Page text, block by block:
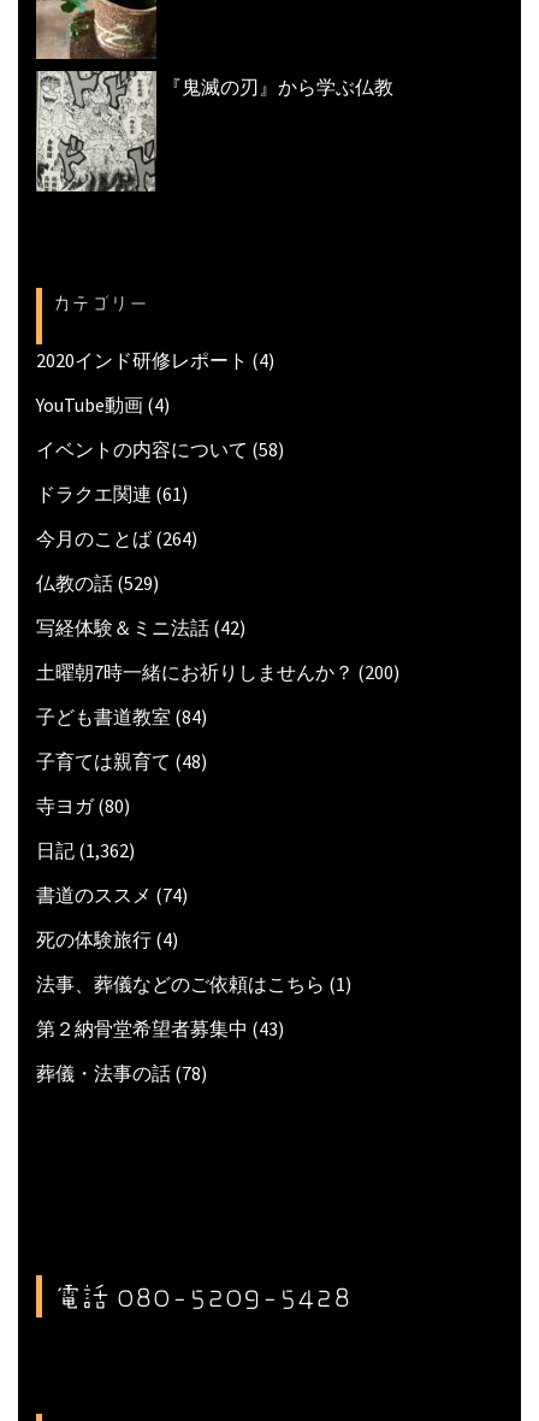
『鬼滅の刃』から学ぶ仏教
カテゴリー
2020インド研修レポート (4)
YouTube動画 (4)
イベントの内容について (58)
ドラクエ関連 (61)
今月のことば (264)
仏教の話 (529)
写経体験＆ミニ法話 (42)
土曜朝7時一緒にお祈りしませんか？ (200)
子ども書道教室 (84)
子育ては親育て (48)
寺ヨガ(80)
日記 (1,362)
書道のススメ (74)
死の体験旅行 (4)
法事、葬儀などのご依頼はこちら (1)
第２納骨堂希望者募集中 (43)
葬儀・法事の話 (78)
電話 080-5209-5428